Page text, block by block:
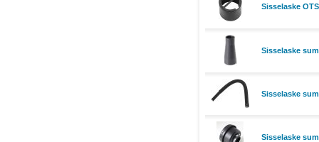
Sisselaske
Sisselaske
Sisselaske
Sisselaske